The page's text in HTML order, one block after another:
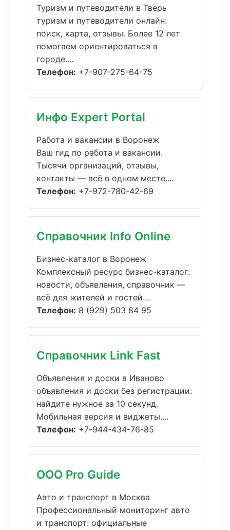
Туризм и путеводители в Тверь
туризм и путеводители онлайн:
поиск, карта, отзывы. Более 12 лет
помогаем ориентироваться в
городе....
Телефон: +7-907-275-64-75
Инфо Expert Portal
Работа и вакансии в Воронеж
Ваш гид по работа и вакансии.
Тысячи организаций, отзывы,
контакты — всё в одном месте....
Телефон: +7-972-780-42-69
Справочник Info Online
Бизнес-каталог в Воронеж
Комплексный ресурс бизнес-каталог:
новости, объявления, справочник —
всё для жителей и гостей....
Телефон: 8 (929) 503 84 95
Справочник Link Fast
Объявления и доски в Иваново
объявления и доски без регистрации:
найдите нужное за 10 секунд.
Мобильная версия и виджеты....
Телефон: +7-944-434-76-85
ООО Pro Guide
Авто и транспорт в Москва
Профессиональный мониторинг авто
и транспорт: официальные